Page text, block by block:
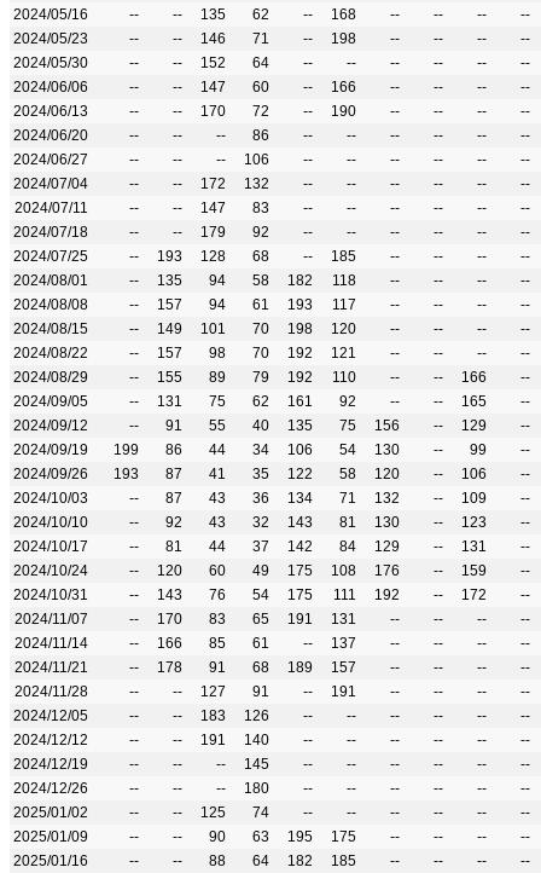
2024/05/16
-- -- 135 62 -- 168 -- -- --
--
2024/05/23
-- -- 146 71 -- 198 -- -- --
--
2024/05/30
-- -- 152 64 -- -- -- -- --
--
2024/06/06
-- -- 147 60 -- 166 -- -- --
--
2024/06/13
-- -- 170 72 -- 190 -- -- --
--
2024/06/20
-- -- -- 86 -- -- -- -- --
--
2024/06/27
-- -- -- 106 -- -- -- -- --
--
2024/07/04
-- -- 172 132 -- -- -- -- --
--
2024/07/11
-- -- 147 83 -- -- -- -- --
--
2024/07/18
-- -- 179 92 -- -- -- -- --
--
2024/07/25
-- 193 128 68 -- 185 -- -- --
--
2024/08/01
-- 135 94 58 182 118 -- -- --
--
2024/08/08
-- 157 94 61 193 117 -- -- --
--
2024/08/15
-- 149 101 70 198 120 -- -- --
--
2024/08/22
-- 157 98 70 192 121 -- -- --
--
2024/08/29
-- 155 89 79 192 110 -- -- 166
--
2024/09/05
-- 131 75 62 161 92 -- -- 165
--
2024/09/12
-- 91 55 40 135 75 156 -- 129
--
2024/09/19
199 86 44 34 106 54 130 -- 99
--
2024/09/26
193 87 41 35 122 58 120 -- 106
--
2024/10/03
-- 87 43 36 134 71 132 -- 109
--
2024/10/10
-- 92 43 32 143 81 130 -- 123
--
2024/10/17
-- 81 44 37 142 84 129 -- 131
--
2024/10/24
-- 120 60 49 175 108 176 -- 159
--
2024/10/31
-- 143 76 54 175 111 192 -- 172
--
2024/11/07
-- 170 83 65 191 131 -- -- --
--
2024/11/14
-- 166 85 61 -- 137 -- -- --
--
2024/11/21
-- 178 91 68 189 157 -- -- --
--
2024/11/28
-- -- 127 91 -- 191 -- -- --
--
2024/12/05
-- -- 183 126 -- -- -- -- --
--
2024/12/12
-- -- 191 140 -- -- -- -- --
--
2024/12/19
-- -- -- 145 -- -- -- -- --
--
2024/12/26
-- -- -- 180 -- -- -- -- --
--
2025/01/02
-- -- 125 74 -- -- -- -- --
--
2025/01/09
-- -- 90 63 195 175 -- -- --
--
2025/01/16
-- -- 88 64 182 185 -- -- --
--